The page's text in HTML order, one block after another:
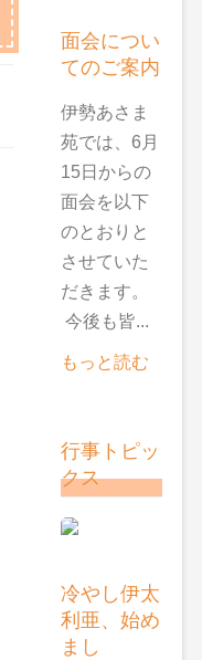
面会につい
てのご案内
伊勢あさま
苑では、6月
15日からの
面会を以下
のとおりと
させていた
だきます。
今後も皆...
もっと読む
行事トピッ
クス
冷やし伊太
利亜、始め
まし